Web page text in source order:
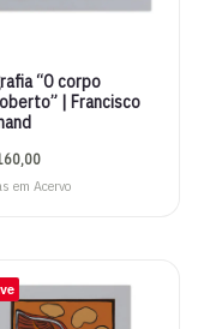
“O corpo
| Francisco
em Acervo